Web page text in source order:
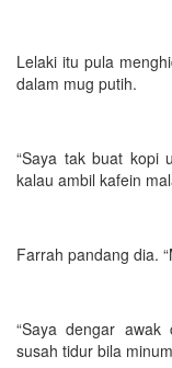
Lelaki itu pula
dalam mug putih.
“Saya tak buat kopi
kalau ambil kafein
Farrah pandang dia.
“Saya dengar
susah tidur bila